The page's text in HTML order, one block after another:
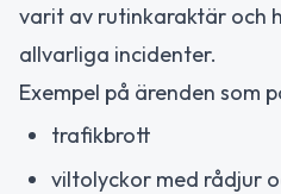
varit av rutinkaraktär och
allvarliga incidenter.
Exempel på ärenden som
trafikbrott
viltolyckor med rådjur